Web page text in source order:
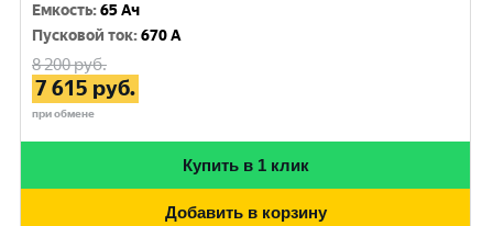
Емкость:65 Ач
Пусковой ток:670 A
8 200руб.
7 615 руб.
при обмене
Купить в 1 клик
Добавить в корзину